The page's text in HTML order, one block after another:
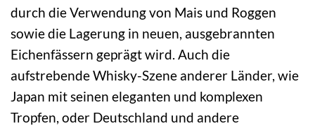
durch die Verwendung von Mais und Roggen
sowie die Lagerung in neuen, ausgebrannten
Eichenfässern geprägt wird. Auch die
aufstrebende Whisky-Szene anderer Länder, wie
Japan mit seinen eleganten und komplexen
Tropfen, oder Deutschland und andere